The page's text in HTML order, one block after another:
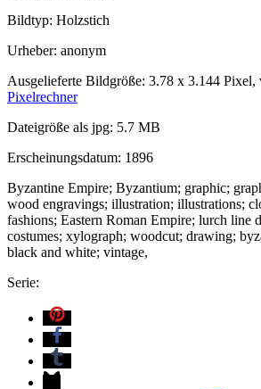
Bildtyp: Holzstich
Urheber: anonym
Ausgelieferte Bildgröße: 3.78 x 3.144 Pixel,
Pixelrechner
Dateigröße als jpg: 5.7 MB
Erscheinungsdatum: 1896
Byzantine Empire; Byzantium; graphic;
wood engravings; illustration; illustrations;
fashions; Eastern Roman Empire; lurch line
costumes; xylograph; woodcut; drawing;
black and white; vintage,
Serie: